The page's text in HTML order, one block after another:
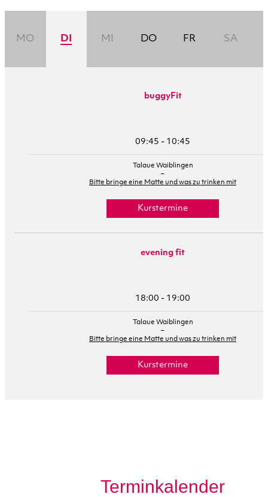
MO DI MI DO FR SA
buggyFit
09:45 - 10:45
Talaue Waiblingen
–
Bitte bringe eine Matte und was zu trinken mit
Kurstermine
evening fit
18:00 - 19:00
Talaue Waiblingen
–
Bitte bringe eine Matte und was zu trinken mit
Kurstermine
Terminkalender